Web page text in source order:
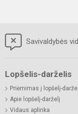
Savivaldybės
Lopšelis-darželis
Priėmimas į lopšelį-
Apie lopšelį-darželį
Vidaus aplinka